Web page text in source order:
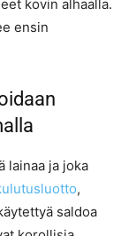
kovin alhaalla.
ensin
lainaa ja joka
,
saldoa